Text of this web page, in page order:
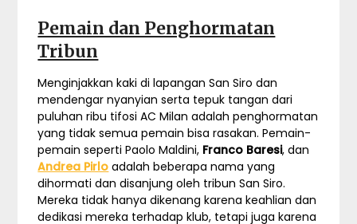
Pemain dan Penghormatan
Tribun
Menginjakkan kaki di lapangan San Siro dan
mendengar nyanyian serta tepuk tangan dari
puluhan ribu tifosi AC Milan adalah penghormatan
yang tidak semua pemain bisa rasakan. Pemain-
pemain seperti Paolo Maldini, Franco Baresi, dan
Andrea Pirlo adalah beberapa nama yang
dihormati dan disanjung oleh tribun San Siro.
Mereka tidak hanya dikenang karena keahlian dan
dedikasi mereka terhadap klub, tetapi juga karena